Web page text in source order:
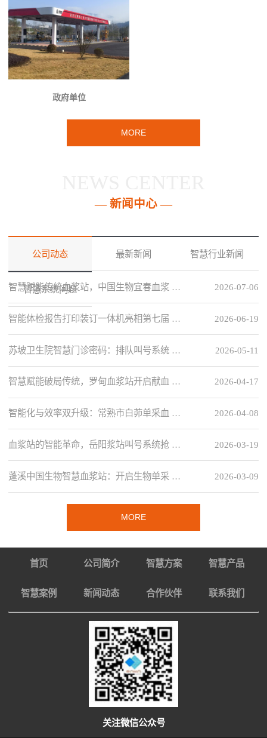
政府单位
MORE
— 新闻中心 —
公司动态 最新新闻 智慧行业新闻
智慧系统问题 2026-07-06
智慧赋能传统血浆站，中国生物宜春血浆 …
2026-06-19
智能体检报告打印装订一体机亮相第七届 …
2026-05-11
苏坡卫生院智慧门诊密码：排队叫号系统 …
2026-04-17
智慧赋能破局传统，罗甸血浆站开启献血 …
2026-04-08
智能化与效率双升级：常熟市白茆单采血 …
2026-03-19
血浆站的智能革命，岳阳浆站叫号系统抢 …
2026-03-09
蓬溪中国生物智慧血浆站：开启生物单采 …
MORE
首页 公司简介 智慧方案 智慧产品
智慧案例 新闻动态 合作伙伴 联系我们
关注微信公众号